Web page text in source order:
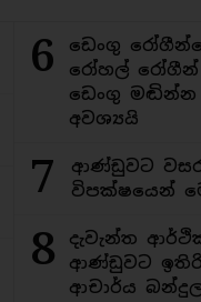
6
ඩෙංගු
රෝහල් රෝගීන්
ඩෙංගු මඬින්න
අවශ්‍යයි
7
ආණ්ඩුවට වසර
විපක්ෂයෙන්
8
දැවැන්ත
ආණ්ඩුවට
ආචාර්ය